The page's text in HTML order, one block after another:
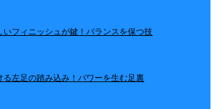
いフィニッシュが鍵！バランスを保つ技
る左足の踏み込み！パワーを生む足裏